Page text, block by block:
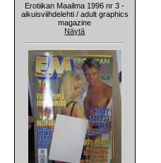
Erotiikan Maailma 1996 nr 3 -
aikuisviihdelehti / adult graphics
magazine
Näytä